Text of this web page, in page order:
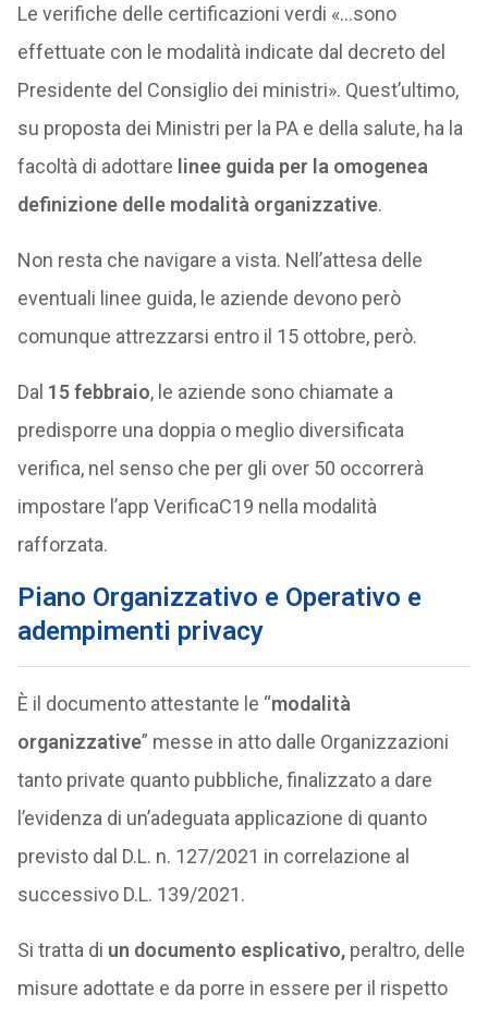
Le verifiche delle certificazioni verdi «…sono
effettuate con le modalità indicate dal decreto del
Presidente del Consiglio dei ministri». Quest’ultimo,
su proposta dei Ministri per la PA e della salute, ha la
facoltà di adottare linee guida per la omogenea
definizione delle modalità organizzative.
Non resta che navigare a vista. Nell’attesa delle
eventuali linee guida, le aziende devono però
comunque attrezzarsi entro il 15 ottobre, però.
Dal 15 febbraio, le aziende sono chiamate a
predisporre una doppia o meglio diversificata
verifica, nel senso che per gli over 50 occorrerà
impostare l’app VerificaC19 nella modalità
rafforzata.
Piano Organizzativo e Operativo e
adempimenti privacy
È il documento attestante le “modalità
organizzative” messe in atto dalle Organizzazioni
tanto private quanto pubbliche, finalizzato a dare
l’evidenza di un’adeguata applicazione di quanto
previsto dal D.L. n. 127/2021 in correlazione al
successivo D.L. 139/2021.
Si tratta di un documento esplicativo,peraltro, delle
misure adottate e da porre in essere per il rispetto